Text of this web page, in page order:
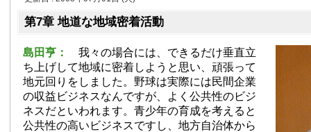
第7章 地道な地域密着活動
島田亨：
我々の場合には、できるだけ垂直立
ち上げして地域に密着しようと思い、頑張って
地元回りをしました。野球は実際には民間企業
の収益ビジネスなんですが、よく公共性のビジ
ネスだといわれます。青少年の育成を考えると
公共性の高いビジネスですし、地方自治体から